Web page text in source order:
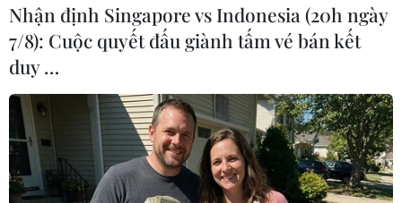
Nhận định Singapore vs Indonesia (20h ngày
7/8): Cuộc quyết đấu giành tấm vé bán kết
duy …